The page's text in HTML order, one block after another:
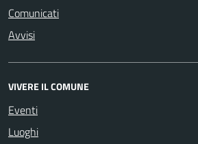
Comunicati
Avvisi
VIVERE IL COMUNE
Eventi
Luoghi